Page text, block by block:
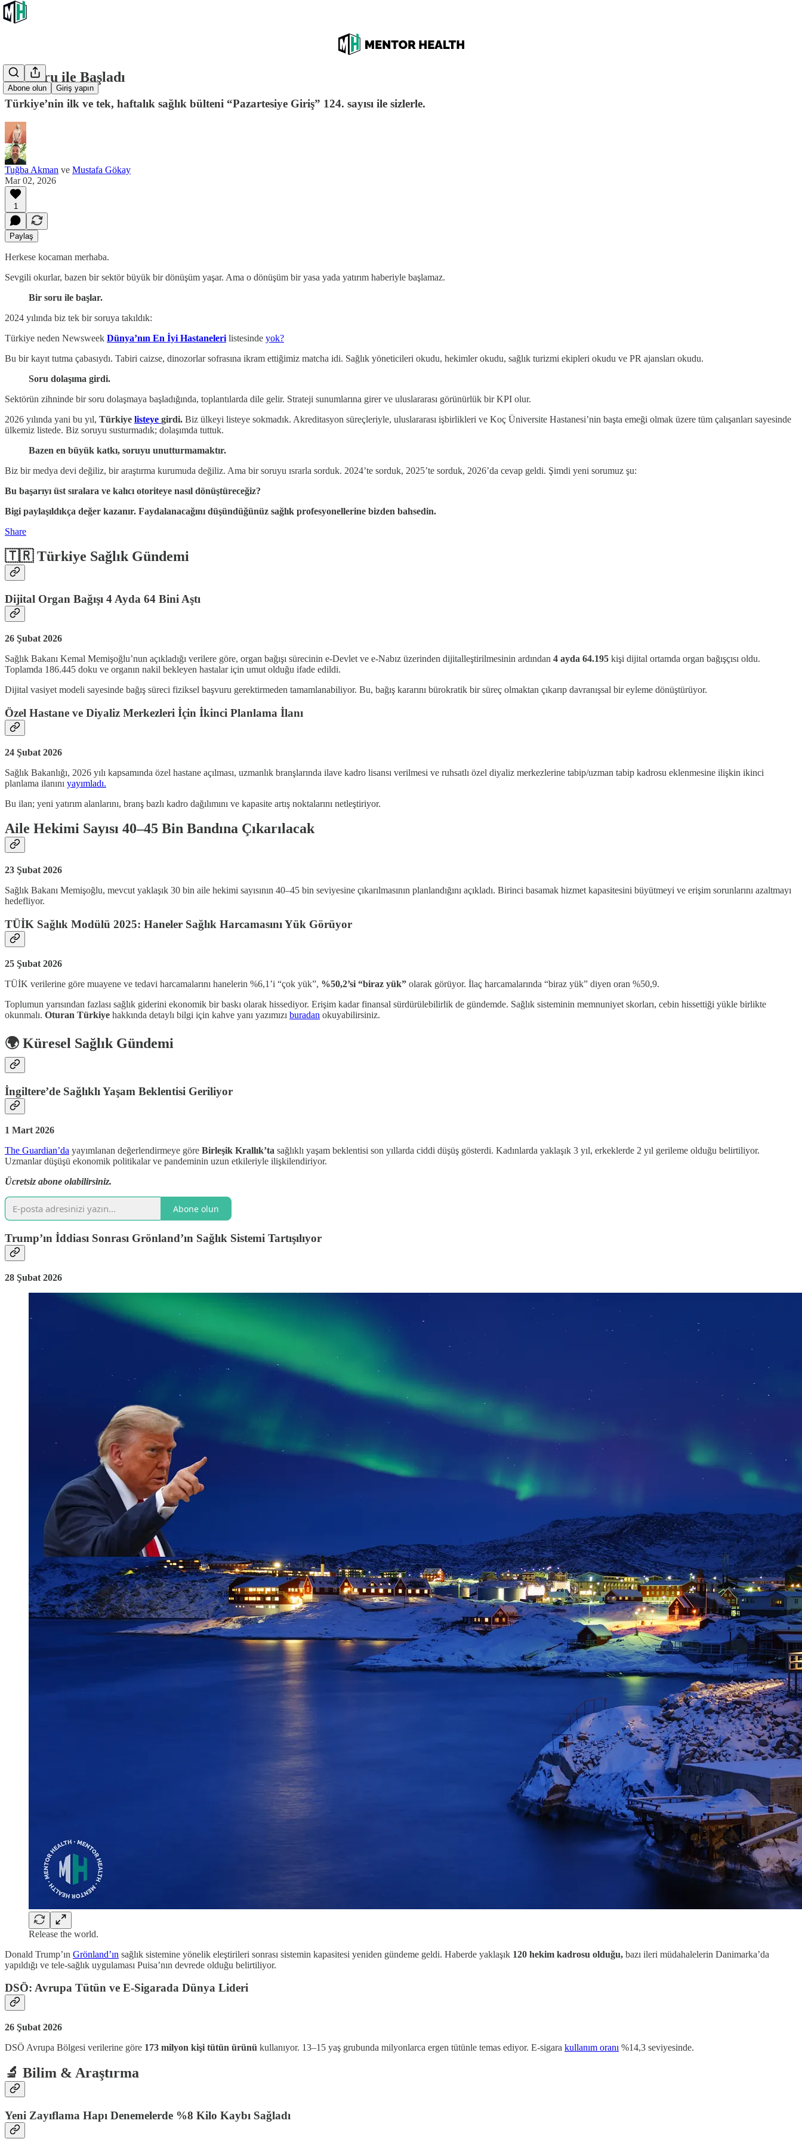
Abone olun Giriş yapın
Bir Soru ile Başladı
Türkiye’nin ilk ve tek, haftalık sağlık bülteni “Pazartesiye Giriş” 124. sayısı ile sizlerle.
Tuğba Akman ve Mustafa Gökay
Mar 02, 2026
1
Paylaş
Herkese kocaman merhaba.
Sevgili okurlar, bazen bir sektör büyük bir dönüşüm yaşar. Ama o dönüşüm bir yasa yada yatırım haberiyle başlamaz.
Bir soru ile başlar.
2024 yılında biz tek bir soruya takıldık:
Türkiye neden Newsweek Dünya’nın En İyi Hastaneleri listesinde yok?
Bu bir kayıt tutma çabasıydı. Tabiri caizse, dinozorlar sofrasına ikram ettiğimiz matcha idi. Sağlık yöneticileri okudu, hekimler okudu, sağlık turizmi ekipleri okudu ve PR ajansları okudu.
Soru dolaşıma girdi.
Sektörün zihninde bir soru dolaşmaya başladığında, toplantılarda dile gelir. Strateji sunumlarına girer ve uluslararası görünürlük bir KPI olur.
2026 yılında yani bu yıl, Türkiye listeye girdi. Biz ülkeyi listeye sokmadık. Akreditasyon süreçleriyle, uluslararası işbirlikleri ve Koç Üniversite Hastanesi’nin başta emeği olmak üzere tüm çalışanları sayesinde
ülkemiz listede. Biz soruyu susturmadık; dolaşımda tuttuk.
Bazen en büyük katkı, soruyu unutturmamaktır.
Biz bir medya devi değiliz, bir araştırma kurumuda değiliz. Ama bir soruyu ısrarla sorduk. 2024’te sorduk, 2025’te sorduk, 2026’da cevap geldi. Şimdi yeni sorumuz şu:
Bu başarıyı üst sıralara ve kalıcı otoriteye nasıl dönüştüreceğiz?
Bigi paylaşıldıkça değer kazanır. Faydalanacağını düşündüğünüz sağlık profesyonellerine bizden bahsedin.
Share
🇹🇷 Türkiye Sağlık Gündemi
Dijital Organ Bağışı 4 Ayda 64 Bini Aştı
26 Şubat 2026
Sağlık Bakanı Kemal Memişoğlu’nun açıkladığı verilere göre, organ bağışı sürecinin e-Devlet ve e-Nabız üzerinden dijitalleştirilmesinin ardından 4 ayda 64.195 kişi dijital ortamda organ bağışçısı oldu.
Toplamda 186.445 doku ve organın nakil bekleyen hastalar için umut olduğu ifade edildi.
Dijital vasiyet modeli sayesinde bağış süreci fiziksel başvuru gerektirmeden tamamlanabiliyor. Bu, bağış kararını bürokratik bir süreç olmaktan çıkarıp davranışsal bir eyleme dönüştürüyor.
Özel Hastane ve Diyaliz Merkezleri İçin İkinci Planlama İlanı
24 Şubat 2026
Sağlık Bakanlığı, 2026 yılı kapsamında özel hastane açılması, uzmanlık branşlarında ilave kadro lisansı verilmesi ve ruhsatlı özel diyaliz merkezlerine tabip/uzman tabip kadrosu eklenmesine ilişkin ikinci
planlama ilanını yayımladı.
Bu ilan; yeni yatırım alanlarını, branş bazlı kadro dağılımını ve kapasite artış noktalarını netleştiriyor.
Aile Hekimi Sayısı 40–45 Bin Bandına Çıkarılacak
23 Şubat 2026
Sağlık Bakanı Memişoğlu, mevcut yaklaşık 30 bin aile hekimi sayısının 40–45 bin seviyesine çıkarılmasının planlandığını açıkladı. Birinci basamak hizmet kapasitesini büyütmeyi ve erişim sorunlarını azaltmayı
hedefliyor.
TÜİK Sağlık Modülü 2025: Haneler Sağlık Harcamasını Yük Görüyor
25 Şubat 2026
TÜİK verilerine göre muayene ve tedavi harcamalarını hanelerin %6,1’i “çok yük”, %50,2’si “biraz yük” olarak görüyor. İlaç harcamalarında “biraz yük” diyen oran %50,9.
Toplumun yarısından fazlası sağlık giderini ekonomik bir baskı olarak hissediyor. Erişim kadar finansal sürdürülebilirlik de gündemde. Sağlık sisteminin memnuniyet skorları, cebin hissettiği yükle birlikte
okunmalı. Oturan Türkiye hakkında detaylı bilgi için kahve yanı yazımızı buradan okuyabilirsiniz.
🌍 Küresel Sağlık Gündemi
İngiltere’de Sağlıklı Yaşam Beklentisi Geriliyor
1 Mart 2026
The Guardian’da yayımlanan değerlendirmeye göre Birleşik Krallık’ta sağlıklı yaşam beklentisi son yıllarda ciddi düşüş gösterdi. Kadınlarda yaklaşık 3 yıl, erkeklerde 2 yıl gerileme olduğu belirtiliyor.
Uzmanlar düşüşü ekonomik politikalar ve pandeminin uzun etkileriyle ilişkilendiriyor.
Ücretsiz abone olabilirsiniz.
Abone olun
Trump’ın İddiası Sonrası Grönland’ın Sağlık Sistemi Tartışılıyor
28 Şubat 2026
Release the world.
Donald Trump’ın Grönland’ın sağlık sistemine yönelik eleştirileri sonrası sistemin kapasitesi yeniden gündeme geldi. Haberde yaklaşık 120 hekim kadrosu olduğu, bazı ileri müdahalelerin Danimarka’da
yapıldığı ve tele-sağlık uygulaması Puisa’nın devrede olduğu belirtiliyor.
DSÖ: Avrupa Tütün ve E-Sigarada Dünya Lideri
26 Şubat 2026
DSÖ Avrupa Bölgesi verilerine göre 173 milyon kişi tütün ürünü kullanıyor. 13–15 yaş grubunda milyonlarca ergen tütünle temas ediyor. E-sigara kullanım oranı %14,3 seviyesinde.
🔬 Bilim & Araştırma
Yeni Zayıflama Hapı Denemelerde %8 Kilo Kaybı Sağladı